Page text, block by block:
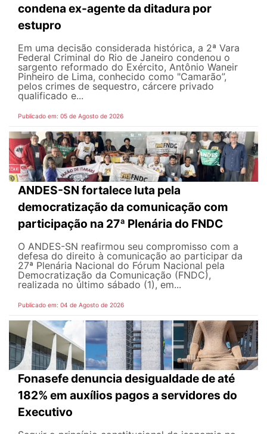
condena ex-agente da ditadura por
estupro
Em uma decisão considerada histórica, a 2ª Vara
Federal Criminal do Rio de Janeiro condenou o
sargento reformado do Exército, Antônio Waneir
Pinheiro de Lima, conhecido como "Camarão”,
pelos crimes de sequestro, cárcere privado
qualificado e...
Publicado em: 05 de Agosto de 2026
ANDES-SN fortalece luta pela
democratização da comunicação com
participação na 27ª Plenária do FNDC
O ANDES-SN reafirmou seu compromisso com a
defesa do direito à comunicação ao participar da
27ª Plenária Nacional do Fórum Nacional pela
Democratização da Comunicação (FNDC),
realizada no último sábado (1), em...
Publicado em: 04 de Agosto de 2026
Fonasefe denuncia desigualdade de até
182% em auxílios pagos a servidores do
Executivo